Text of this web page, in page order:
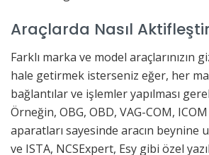
Araçlarda Nasıl
Farklı marka ve model araçlarınızın
hale getirmek isterseniz eğer, her
bağlantılar ve işlemler yapılması
Örneğin, OBG, OBD, VAG-COM,
aparatları sayesinde aracın beynine
ve ISTA, NCSExpert, Esy gibi özel